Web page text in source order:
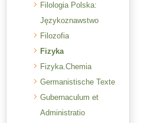
Filologia Polska:
Językoznawstwo
Filozofia
Fizyka
Fizyka.Chemia
Germanistische Texte
Gubernaculum et
Administratio